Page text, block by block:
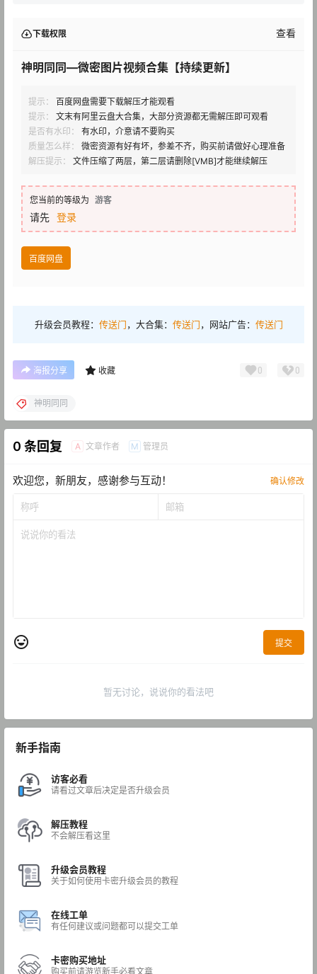
下载权限 查看
神明同同—微密图片视频合集【持续更新】
提示：
百度网盘需要下载解压才能观看
提示：
文末有阿里云盘大合集，大部分资源都无需解压即可观看
是否有水印：
有水印，介意请不要购买
质量怎么样：
微密资源有好有坏，参差不齐，购买前请做好心理准备
解压提示：
文件压缩了两层，第二层请删除[VMB]才能继续解压
您当前的等级为 游客
请先 登录
百度网盘
升级会员教程： 传送门，大合集： 传送门，网站广告： 传送门
海报分享 收藏 0 0
神明同同
0 条回复 A 文章作者 M 管理员
欢迎您，新朋友，感谢参与互动！ 确认修改
提交
暂无讨论，说说你的看法吧
新手指南
访客必看
请看过文章后决定是否升级会员
解压教程
不会解压看这里
升级会员教程
关于如何使用卡密升级会员的教程
在线工单
有任何建议或问题都可以提交工单
卡密购买地址
购买前请游览新手必看文章